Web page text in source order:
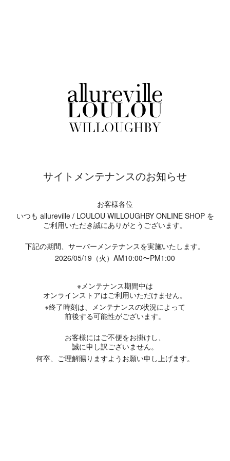
サイトメンテナンスのお知らせ
お客様各位
いつも allureville / LOULOU WILLOUGHBY ONLINE SHOP を
ご利用いただき誠にありがとうございます。
下記の期間、サーバーメンテナンスを実施いたします。
2026/05/19（火）AM10:00〜PM1:00
※メンテナンス期間中は
オンラインストアはご利用いただけません。
※終了時刻は、メンテナンスの状況によって
前後する可能性がございます。
お客様にはご不便をお掛けし、
誠に申し訳ございません。
何卒、ご理解賜りますようお願い申し上げます。